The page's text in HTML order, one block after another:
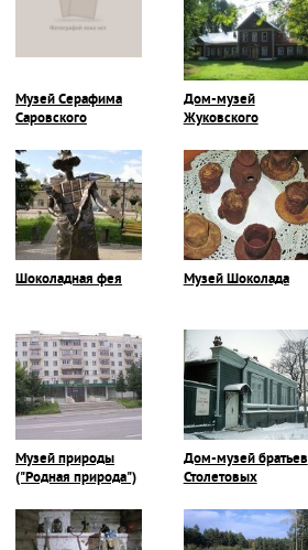
Музей Серафима
Саровского
Дом-музей
Жуковского
Шоколадная фея Музей Шоколада
Музей природы
("Родная природа")
Дом-музей братьев
Столетовых